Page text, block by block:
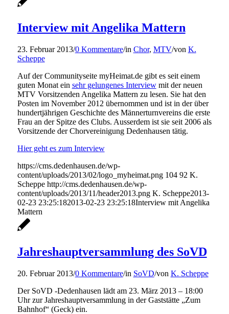
Interview mit Angelika Mattern
23. Februar 2013/0 Kommentare/in Chor, MTV/von K.
Scheppe
Auf der Communityseite myHeimat.de gibt es seit einem
guten Monat ein sehr gelungenes Interviewmit der neuen
MTV Vorsitzenden Angelika Mattern zu lesen. Sie hat den
Posten im November 2012 übernommen und ist in der über
hundertjährigen Geschichte des Männerturnvereins die erste
Frau an der Spitze des Clubs. Ausserdem ist sie seit 2006 als
Vorsitzende der Chorvereinigung Dedenhausen tätig.
Hier geht es zum Interview
https://cms.dedenhausen.de/wp-
content/uploads/2013/02/logo_myheimat.png 104 92 K.
Scheppe http://cms.dedenhausen.de/wp-
content/uploads/2013/11/header2013.png K. Scheppe2013-
02-23 23:25:182013-02-23 23:25:18Interview mit Angelika
Mattern
Jahreshauptversammlung des SoVD
20. Februar 2013/0 Kommentare/in SoVD/von K. Scheppe
Der SoVD -Dedenhausen lädt am 23. März 2013 – 18:00
Uhr zur Jahreshauptversammlung in der Gaststätte „Zum
Bahnhof“ (Geck) ein.